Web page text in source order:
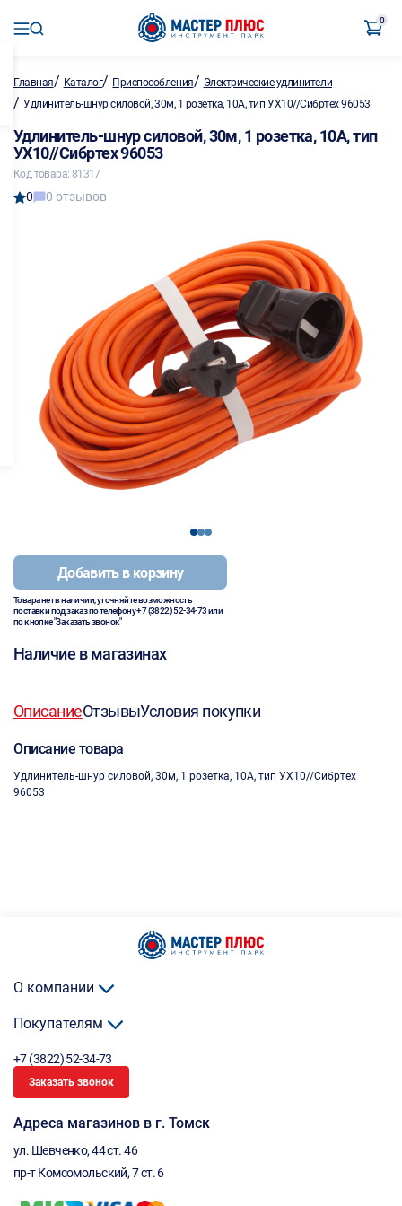
0
Главная/ Каталог/ Приспособления/ Электрические удлинители
/ Удлинитель-шнур силовой, 30м, 1 розетка, 10A, тип УХ10//Сибртех 96053
Удлинитель-шнур силовой, 30м, 1 розетка, 10A, тип
УХ10//Сибртех 96053
Код товара: 81317
0 0 отзывов
123
Добавить в корзину
Товара нет в наличии, уточняйте возможность
поставки под заказ по телефону+7 (3822) 52-34-73или
по кнопке "Заказать звонок"
Наличие в магазинах
ОписаниеОтзывыУсловия покупки
Описание товара
Удлинитель-шнур силовой, 30м, 1 розетка, 10A, тип УХ10//Сибртех
96053
О компании
Покупателям
+7 (3822) 52-34-73
Заказать звонок
Адреса магазинов в г. Томск
ул. Шевченко, 44 ст. 46
пр-т Комсомольский, 7 ст. 6